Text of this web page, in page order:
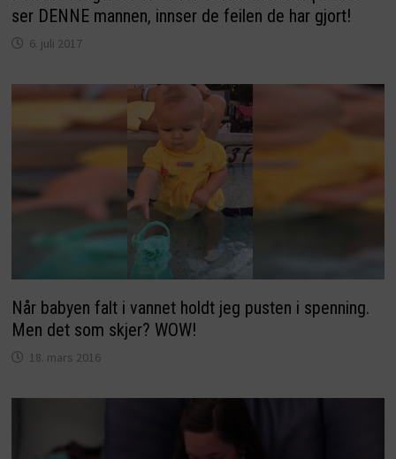
ser DENNE mannen, innser de feilen de har gjort!
6. juli 2017
Når babyen falt i vannet holdt jeg pusten i spenning.
Men det som skjer? WOW!
18. mars 2016